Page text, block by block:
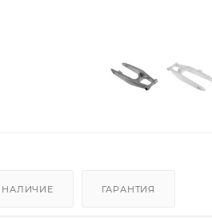
НАЛИЧИЕ ГАРАНТИЯ